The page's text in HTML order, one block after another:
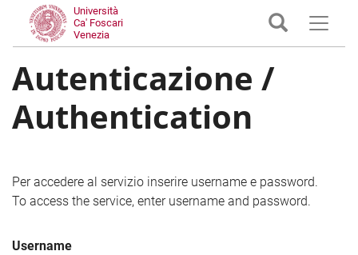
Università
Ca' Foscari
Venezia
Autenticazione /
Authentication
Per accedere al servizio inserire username e password.
To access the service, enter username and password.
Username